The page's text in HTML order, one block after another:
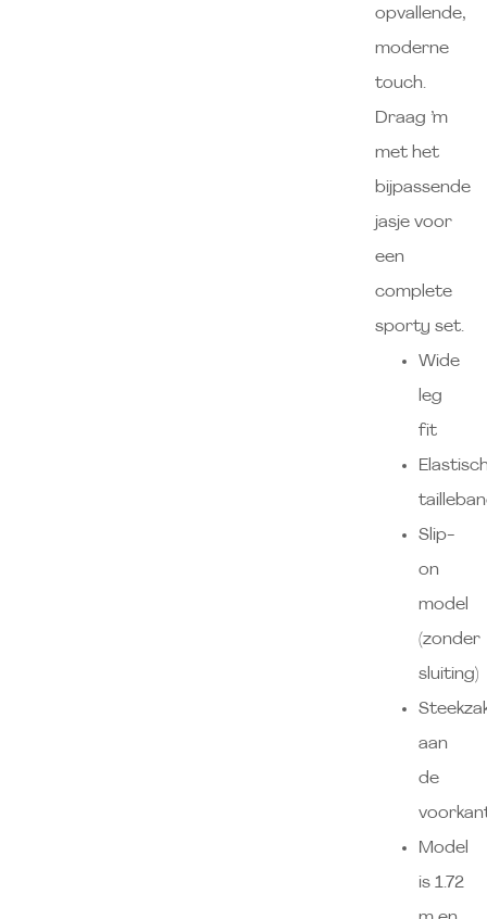
opvallende,
moderne
touch.
Draag ’m
met het
bijpassende
jasje voor
een
complete
sporty set.
Wide
leg
fit
Slip-
on
model
(zonder
sluiting)
aan
de
Model
is 1.72